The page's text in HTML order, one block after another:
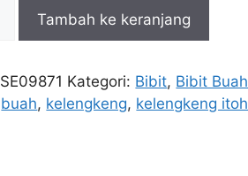
Tambah ke keranjang
SE09871 Kategori: Bibit, Bibit Buah
buah, kelengkeng, kelengkeng itoh